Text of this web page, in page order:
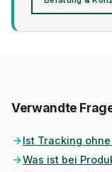
Verwandte
Ist Tracking
Was ist bei